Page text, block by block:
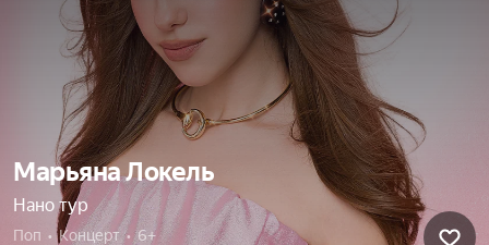
Марьяна Локель
Нано тур
Поп  •  Концерт  •  6+